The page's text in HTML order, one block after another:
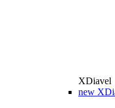
XDiavel
new